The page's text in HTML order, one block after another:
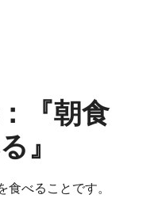
『朝食
』
べることです。